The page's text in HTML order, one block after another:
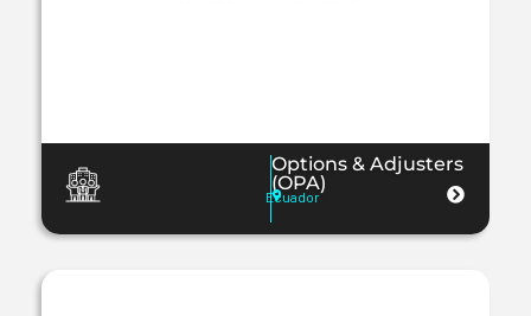
Options & Adjusters
(OPA)
Ecuador